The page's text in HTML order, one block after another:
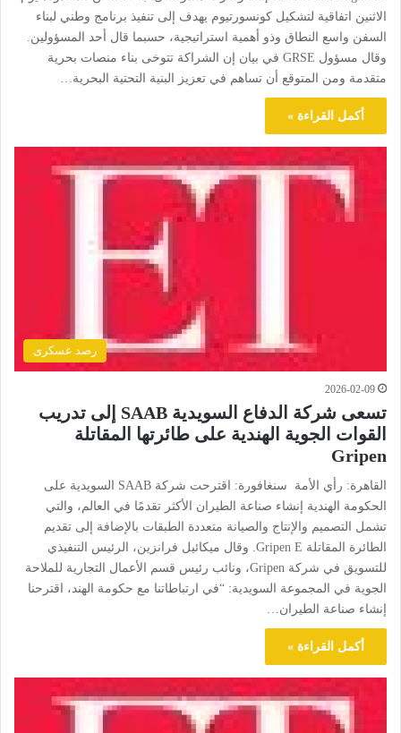
الاثنين اتفاقية لتشكيل كونسورتيوم يهدف إلى تنفيذ برنامج وطني لبناء
السفن واسع النطاق وذو أهمية استراتيجية، حسبما قال أحد المسؤولين.
وقال مسؤول GRSE في بيان إن الشراكة تتوخى بناء منصات بحرية
متقدمة ومن المتوقع أن تساهم في تعزيز البنية التحتية البحرية…
أكمل القراءة »
رصد عسكرى
2026-02-09
تسعى شركة الدفاع السويدية SAAB إلى تدريب
القوات الجوية الهندية على طائرتها المقاتلة
Gripen
القاهرة: رأي الأمة سنغافورة: اقترحت شركة SAAB السويدية على
الحكومة الهندية إنشاء صناعة الطيران الأكثر تقدمًا في العالم، والتي
تشمل التصميم والإنتاج والصيانة متعددة الطبقات بالإضافة إلى تقديم
الطائرة المقاتلة Gripen E. وقال ميكائيل فرانزين، الرئيس التنفيذي
للتسويق في شركة Gripen، ونائب رئيس قسم الأعمال التجارية للملاحة
الجوية في المجموعة السويدية: “في ارتباطاتنا مع حكومة الهند، اقترحنا
إنشاء صناعة الطيران…
أكمل القراءة »